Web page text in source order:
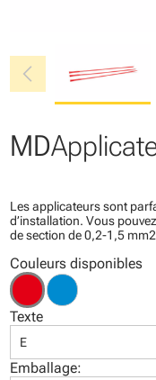
chevron_left
MD
Les applicateurs sont
d’installation. Vous
de section de 0,2-1,5
Couleurs disponibles
Texte
E
Emballage: